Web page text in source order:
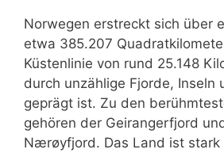
Norwegen erstreckt sich über
etwa 385.207
Küstenlinie von rund 25.148
durch unzählige Fjorde, Inseln
geprägt ist. Zu den
gehören der Geirangerfjord
Nærøyfjord. Das Land ist stark